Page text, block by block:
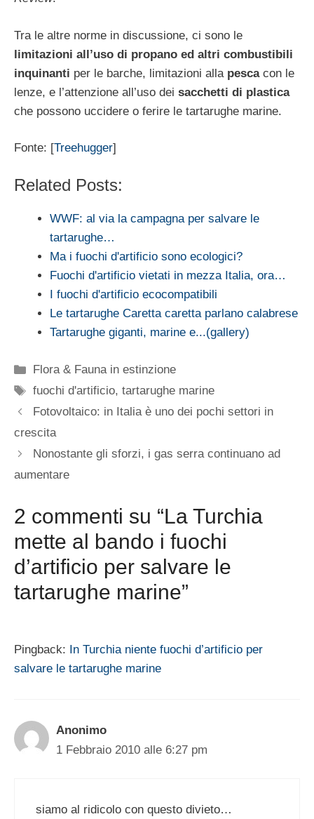
Tra le altre norme in discussione, ci sono le
limitazioni all’uso di propano ed altri combustibili
inquinanti per le barche, limitazioni alla pesca con le
lenze, e l’attenzione all’uso dei sacchetti di plastica
che possono uccidere o ferire le tartarughe marine.
Fonte: [Treehugger]
Related Posts:
WWF: al via la campagna per salvare le
tartarughe…
Ma i fuochi d'artificio sono ecologici?
Fuochi d'artificio vietati in mezza Italia, ora…
I fuochi d'artificio ecocompatibili
Le tartarughe Caretta caretta parlano calabrese
Tartarughe giganti, marine e...(gallery)
Categorie
Flora & Fauna in estinzione
Tag
fuochi d'artificio,tartarughe marine
Fotovoltaico: in Italia è uno dei pochi settori in
crescita
Nonostante gli sforzi, i gas serra continuano ad
aumentare
2 commenti su “La Turchia
mette al bando i fuochi
d’artificio per salvare le
tartarughe marine”
Pingback: In Turchia niente fuochi d’artificio per
salvare le tartarughe marine
Anonimo
1 Febbraio 2010 alle 6:27 pm
siamo al ridicolo con questo divieto…